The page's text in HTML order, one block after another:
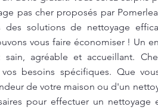
pas cher proposés par
solutions de nettoyage
vous faire économiser ! Un
agréable et accueillant.
besoins spécifiques. Que
de votre maison ou d'un
pour effectuer un nettoyage